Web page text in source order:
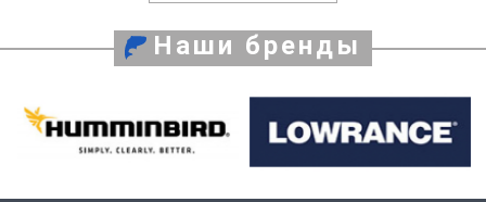
Наши бренды